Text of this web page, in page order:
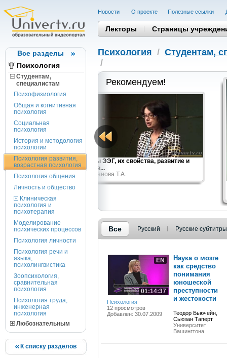
Все разделы
Психология
Студентам,
cпециалистам
Психофизиология
Общая и когнитивная
психология
Социальная
психология
История и методология
психологии
Психология развития,
возрастная психология
Психология общения
Личность и общество
Клиническая
психология и
психотерапия
Моделирование
психических процессов
Психология личности
Психология речи и
языка,
психолингвистика
Зоопсихология,
сравнительная
психология
Психология труда,
инженерная
психология
Любознательным
К списку разделов
Новости О проекте Полезные cсылки
Лекторы Страницы
Психология / Студентам,
/
Рекомендуем!
Ритмы ЭЭГ, их свойства, развитие и
роль в...
Строганова Т.А.
Все Русский Русские субтитры
EN
01:14:37
Психология
12 просмотров
Добавлен: 30.07.2009
Наука о мозге
как средство
понимания
юношеской
преступности
и жестокости
Теодор Бьючейн,
Сьюзан Таперт
Университет
Вашингтона